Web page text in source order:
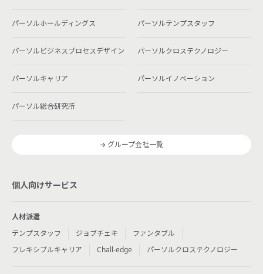
パーソルホールディングス パーソルテンプスタッフ
パーソルビジネスプロセスデザイン パーソルクロステクノロジー
パーソルキャリア パーソルイノベーション
パーソル総合研究所
グループ会社一覧
個人向けサービス
人材派遣
テンプスタッフ
ジョブチェキ
ファンタブル
フレキシブルキャリア
Chall-edge パーソルクロステクノロジー